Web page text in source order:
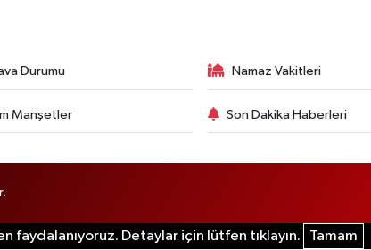
Durumu Namaz Vakitleri
Manşetler Son Dakika Haberleri
faydalanıyoruz. Detaylar için lütfen tıklayın. Tamam